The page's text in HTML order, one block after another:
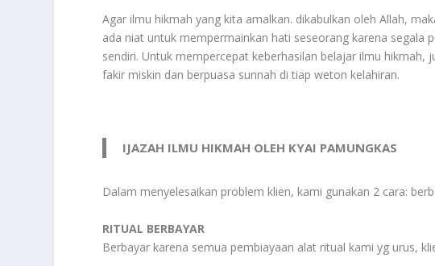
Agar ilmu hikmah yang kita amalkan. dikabulkan oleh Allah,
ada niat untuk mempermainkan hati seseorang karena segala
sendiri. Untuk mempercepat keberhasilan belajar ilmu hikmah,
fakir miskin dan berpuasa sunnah di tiap weton kelahiran.
IJAZAH ILMU HIKMAH OLEH KYAI PAMUNGKAS
Dalam menyelesaikan problem klien, kami gunakan 2 cara:
RITUAL BERBAYAR
Berbayar karena semua pembiayaan alat ritual kami yg urus,